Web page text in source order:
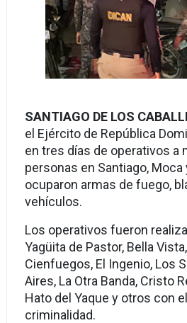
SANTIAGO DE LOS
el Ejército de República
en tres días de ope­rativos a
personas en Santiago, Moca
ocuparon armas de fuego,
vehí­culos.
Los operativos fueron
Yagüita de Pastor, Bella
Cienfuegos, El Ingenio, Los
Aires, La Otra Banda, Cristo
Hato del Ya­que y otros con
criminalidad.